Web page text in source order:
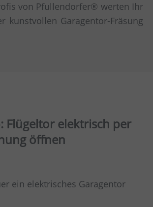
von Pfullendorfer® werten Ihr
kunstvollen Garagentor-Fräsung
Flügeltor elektrisch per
öffnen